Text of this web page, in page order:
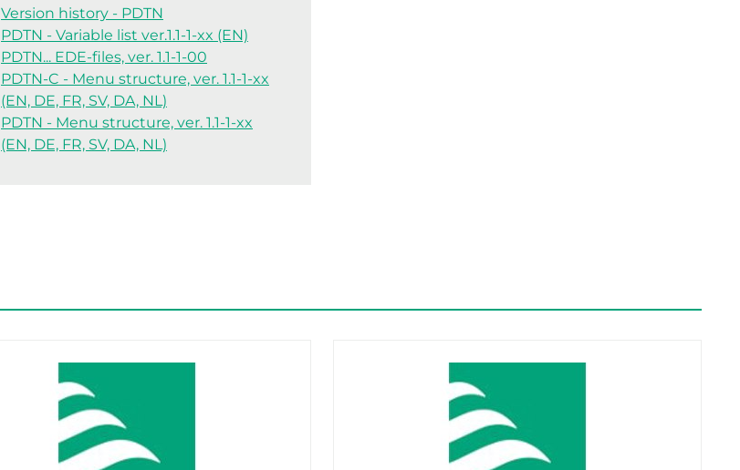
Version history - PDTN
PDTN - Variable list ver.1.1-1-xx (EN)
PDTN... EDE-files, ver. 1.1-1-00
PDTN-C - Menu structure, ver. 1.1-1-xx
(EN, DE, FR, SV, DA, NL)
PDTN - Menu structure, ver. 1.1-1-xx
(EN, DE, FR, SV, DA, NL)